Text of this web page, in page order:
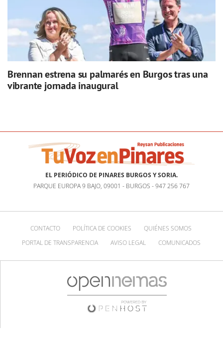
Brennan estrena su palmarés en Burgos tras una
vibrante jornada inaugural
EL PERIÓDICO DE PINARES BURGOS Y SORIA.
PARQUE EUROPA 9 BAJO, 09001 - BURGOS - 947 256 767
CONTACTO POLÍTICA DE COOKIES
QUIÉNES SOMOS
PORTAL DE TRANSPARENCIA
AVISO LEGAL COMUNICADOS